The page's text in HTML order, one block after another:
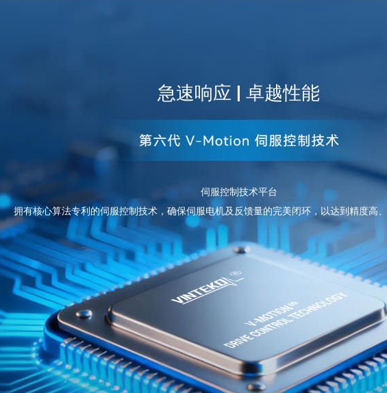
急速响应 | 卓越性能
伺服控制技术平台
拥有核心算法专利的伺服控制技术，确保伺服电机及反馈量的完美闭环，以达到精度高